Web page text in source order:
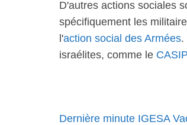
D'autres actions sociales
spécifiquement les
l'action social des Armées.
israélites, comme le CASIP
Dernière minute IGESA